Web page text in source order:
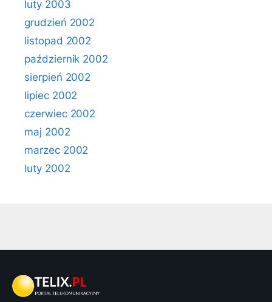
luty 2003
grudzień 2002
listopad 2002
październik 2002
sierpień 2002
lipiec 2002
czerwiec 2002
maj 2002
marzec 2002
luty 2002